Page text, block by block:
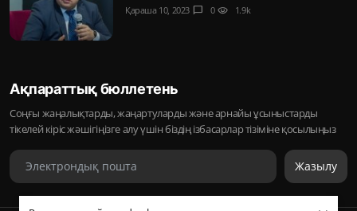
Қараша 10, 2023 chat_bubble 0 visibility 1.9k
Ақпараттық бюллетень
Соңғы жаңалықтарды, жаңартуларды және арнайы ұсыныстарды
тікелей кіріс жәшігіңізге алу үшін біздің ізбасарлар тізіміне қосылыңыз
Жазылу